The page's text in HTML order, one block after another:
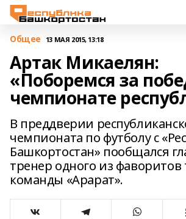
Общее 13 МАЯ 2015, 13:18
Артак Микаелян:
«Поборемся за
чемпионате
В преддверии
чемпионата по футболу с
Башкортостан» пообщался
тренер одного из фаворитов
команды «Арарат».